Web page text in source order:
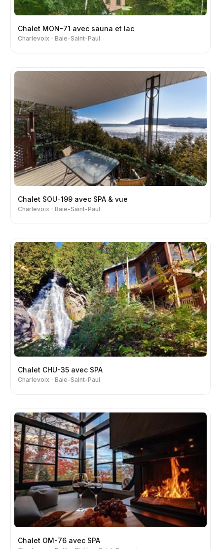
Chalet MON-71 avec sauna et lac
Charlevoix Baie-Saint-Paul
Chalet SOU-199 avec SPA & vue
Charlevoix Baie-Saint-Paul
Chalet CHU-35 avec SPA
Charlevoix Baie-Saint-Paul
Chalet OM-76 avec SPA